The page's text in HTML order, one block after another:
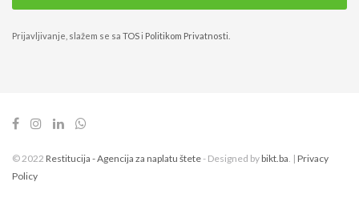
Prijavljivanje, slažem se sa TOSi Politikom Privatnosti
© 2022 Restitucija - Agencija za naplatu štete- Designed by bikt.ba . | Privacy
Policy